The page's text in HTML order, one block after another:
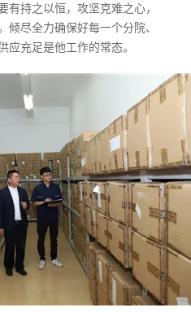
有持之以恒，攻坚克难之心，
倾尽全力确保好每一个分院、
应充足是他工作的常态。